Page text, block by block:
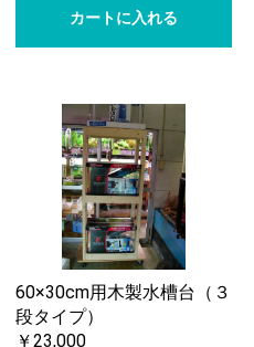
カートに入れる
60×30cm用木製水槽台（３
段タイプ）
￥23,000